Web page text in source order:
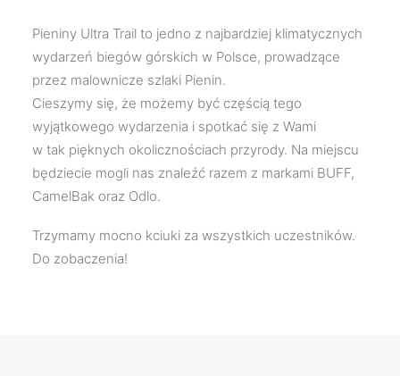
Pieniny Ultra Trail to jedno z najbardziej klimatycznych
wydarzeń biegów górskich w Polsce, prowadzące
przez malownicze szlaki Pienin.
Cieszymy się, że możemy być częścią tego
wyjątkowego wydarzenia i spotkać się z Wami
w tak pięknych okolicznościach przyrody. Na miejscu
będziecie mogli nas znaleźć razem z markami BUFF,
CamelBak oraz Odlo.
Trzymamy mocno kciuki za wszystkich uczestników.
Do zobaczenia!